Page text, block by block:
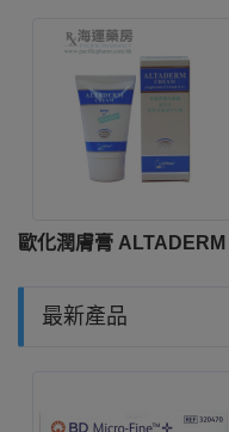
最新產品